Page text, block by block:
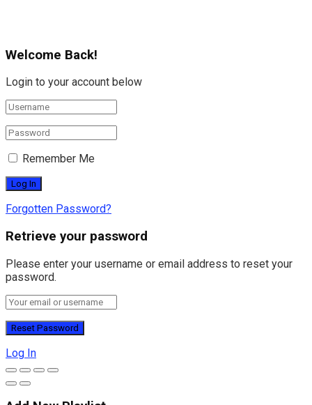
Welcome Back!
Login to your account below
Remember Me
Forgotten Password?
Retrieve your password
Please enter your username or email address to reset your
password.
Log In